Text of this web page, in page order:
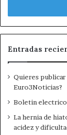
i
b
t
o
r
o
Entradas
Quieres publicar
Euro3Noticias?
Boletin electrico
La hernia de
acidez y